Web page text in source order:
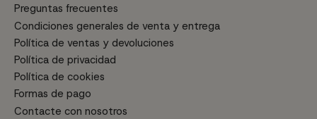
Preguntas frecuentes
Condiciones generales de venta y entrega
Política de ventas y devoluciones
Política de privacidad
Política de cookies
Formas de pago
Contacte con nosotros